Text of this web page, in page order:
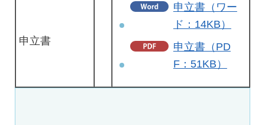
申立書
申立書（ワー
ド：14KB）
申立書（PD
F：51KB）